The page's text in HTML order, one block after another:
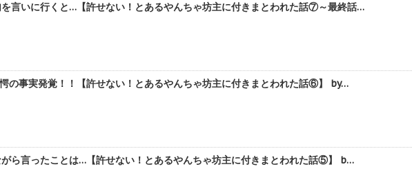
言いに行くと…【許せない！とあるやんちゃ坊主に付きまとわれた話⑦～最終話…
の事実発覚！！【許せない！とあるやんちゃ坊主に付きまとわれた話⑥】 by…
ら言ったことは…【許せない！とあるやんちゃ坊主に付きまとわれた話⑤】 b…